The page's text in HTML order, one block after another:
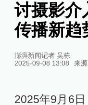
讨摄影介
传播新趋
澎湃新闻记者 吴栋
2025-09-08 13:08
来源
2025年9月6